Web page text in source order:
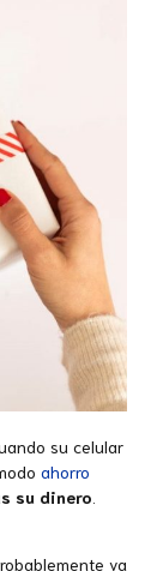
su celular
ahorro
su dinero
va